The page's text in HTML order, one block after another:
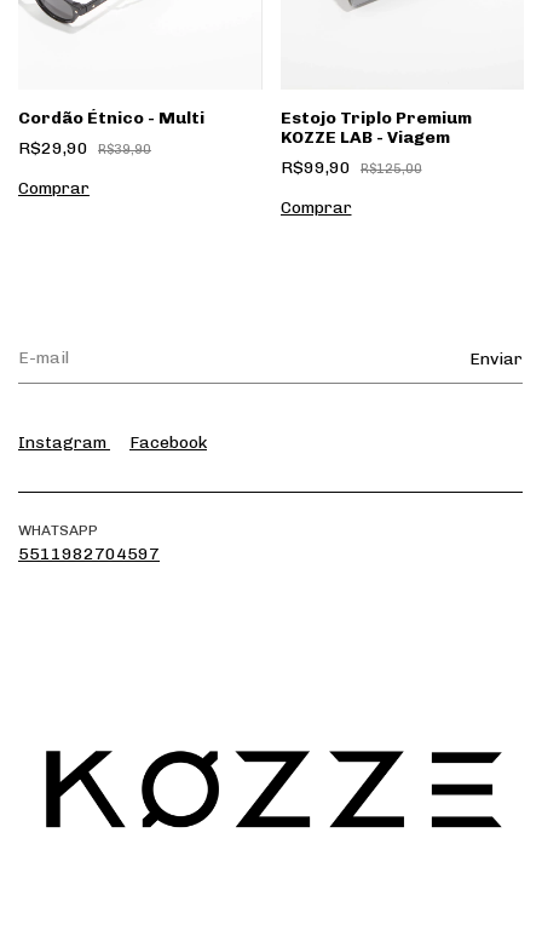
Cordão Étnico - Multi
R$29,90
R$39,90
Estojo Triplo Premium
KOZZE LAB - Viagem
R$99,90
R$125,00
Instagram Facebook
WHATSAPP
5511982704597